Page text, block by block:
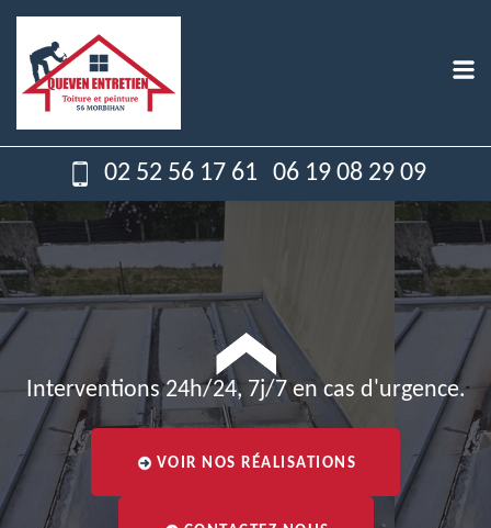
02 52 56 17 61 06 19 08 29 09
Interventions 24h/24, 7j/7 en cas d'urgence.
VOIR NOS RÉALISATIONS